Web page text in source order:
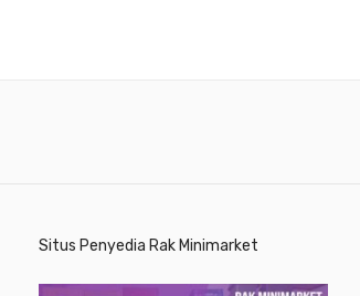
Situs Penyedia Rak Minimarket